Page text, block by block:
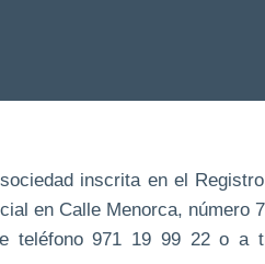
inscrita en el
en Calle Menorca, número
teléfono 971 19 99 22 o